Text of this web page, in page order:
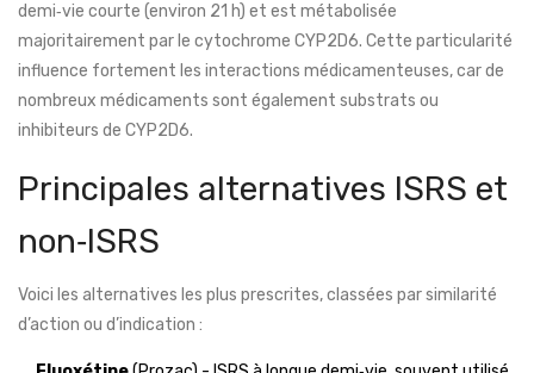
demi‑vie courte (environ 21 h) et est métabolisée
majoritairement par le cytochrome CYP2D6. Cette particularité
influence fortement les interactions médicamenteuses, car de
nombreux médicaments sont également substrats ou
inhibiteurs de CYP2D6.
Principales alternatives ISRS et
non‑ISRS
Voici les alternatives les plus prescrites, classées par similarité
d’action ou d’indication :